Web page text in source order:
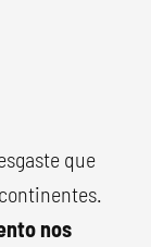
que
nos